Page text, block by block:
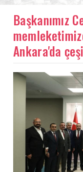
Başkanımız
Ankara'da